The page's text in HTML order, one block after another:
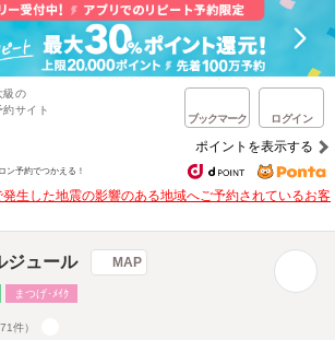
級の
サイト
ブックマーク ログイン
ポイントを表示する
ン予約でつかえる！
発生した地震の影響のある地域へご予約されているお客
ジュール MAP
まつげ･ﾒｲｸ
71件）